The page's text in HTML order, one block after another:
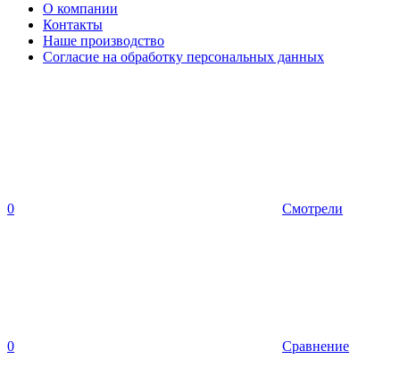
О компании
Контакты
Наше производство
Согласие на обработку персональных данных
0 Смотрели
0 Сравнение